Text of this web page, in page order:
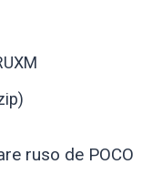
ruso de POCO